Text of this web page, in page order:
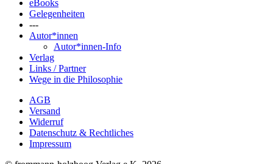
eBooks
Gelegenheiten
---
Autor*innen
Autor*innen-Info
Verlag
Links / Partner
Wege in die Philosophie
AGB
Versand
Widerruf
Datenschutz & Rechtliches
Impressum